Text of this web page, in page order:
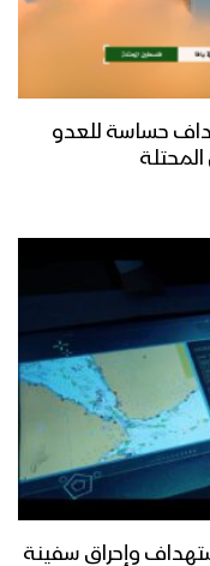
حساسة للعدو
وإحراق سفينة